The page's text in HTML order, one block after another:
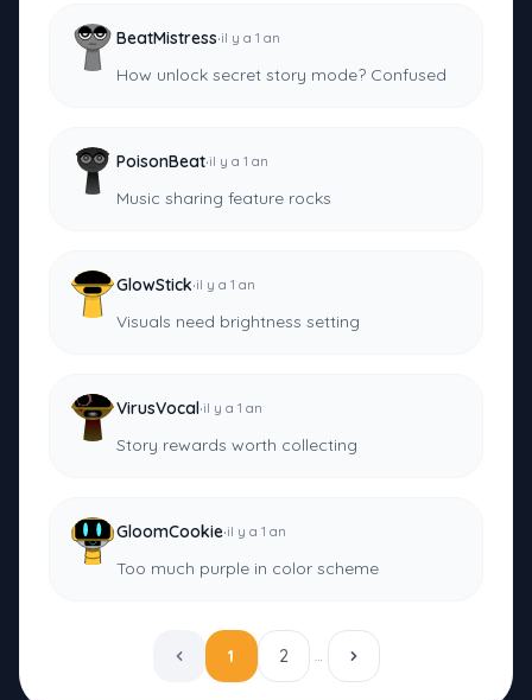
BeatMistress·il y a 1 an
How unlock secret story mode? Confused
PoisonBeat·il y a 1 an
Music sharing feature rocks
GlowStick·il y a 1 an
Visuals need brightness setting
VirusVocal·il y a 1 an
Story rewards worth collecting
GloomCookie·il y a 1 an
Too much purple in color scheme
1 2 …